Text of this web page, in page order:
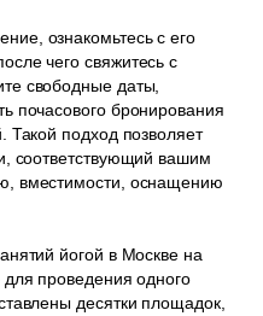
ознакомьтесь с его
чего свяжитесь с
свободные даты,
почасового бронирования
Такой подход позволяет
соответствующий вашим
вместимости, оснащению
йогой в Москве на
для проведения одного
десятки площадок,